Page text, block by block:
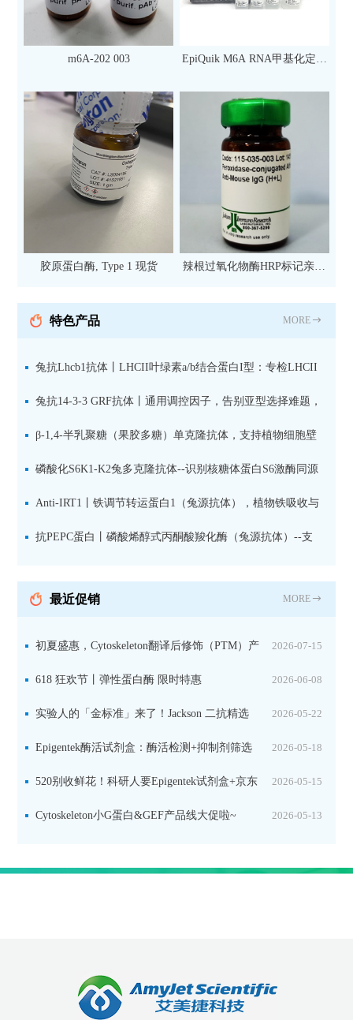
m6A-202 003
EpiQuik M6A RNA甲基化定量
次）
胶原蛋白酶, Type 1 现货
辣根过氧化物酶HRP标记亲和
抗 现货
特色产品 MORE
兔抗Lhcb1抗体丨LHCII叶绿素a/b结合蛋白I型：专检LHCII
中含量丰富的捕光蛋白
兔抗14-3-3 GRF抗体丨通用调控因子，告别亚型选择难题，
全面捕获植物信号转导枢纽蛋白
β-1,4-半乳聚糖（果胶多糖）单克隆抗体，支持植物细胞壁
果胶多糖精细结构解析
磷酸化S6K1-K2兔多克隆抗体--识别核糖体蛋白S6激酶同源
蛋白1-2的激活状态
Anti-IRT1丨铁调节转运蛋白1（兔源抗体），植物铁吸收与
微量元素代谢研究的关键工具
抗PEPC蛋白丨磷酸烯醇式丙酮酸羧化酶（兔源抗体）--支
最近促销 MORE
2026-07-15
初夏盛惠，Cytoskeleton翻译后修饰（PTM）产
品线放价啦！ 2026-06-08
618 狂欢节丨弹性蛋白酶 限时特惠
2026-05-22
实验人的「金标准」来了！Jackson 二抗精选
限时一口价，手慢无！ 2026-05-18
Epigentek酶活试剂盒：酶活检测+抑制剂筛选
双赋能，下单即赠京东卡 2026-05-15
520别收鲜花！科研人要Epigentek试剂盒+京东
卡！ 2026-05-13
Cytoskeleton小G蛋白&GEF产品线大促啦~